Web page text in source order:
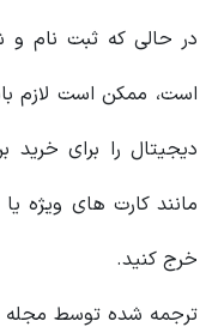
در حالی که ثبت نام و
دیجیتال را برای خرید
مانند کارت های ویژه
خرج کنید.
ترجمه شده توسط